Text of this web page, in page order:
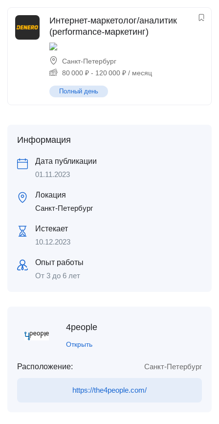
Интернет-маркетолог/аналитик
(performance-маркетинг)
Санкт-Петербург
80 000 ₽ - 120 000 ₽ / месяц
Полный день
Информация
Дата публикации
01.11.2023
Локация
Санкт-Петербург
Истекает
10.12.2023
Опыт работы
От 3 до 6 лет
4people
Открыть
Расположение: Санкт-Петербург
https://the4people.com/